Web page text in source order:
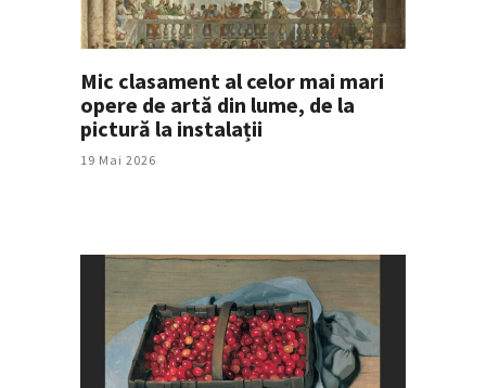
Mic clasament al celor mai mari
opere de artă din lume, de la
pictură la instalații
19 Mai 2026